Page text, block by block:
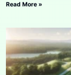
Read More »